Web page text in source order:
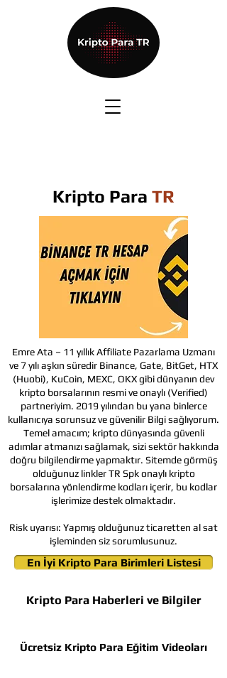
Ücretsiz Kripto Para Eğitim Videoları
Kripto Para Haberleri ve Bilgiler
En İyi Kripto Para Birimleri Listesi
Kripto Para TR
Emre Ata – 11 yıllık Affiliate Pazarlama Uzmanı
ve 7 yılı aşkın süredir Binance, Gate, BitGet, HTX
(Huobi), KuCoin, MEXC, OKX gibi dünyanın dev
kripto borsalarının resmi ve onaylı (Verified)
partneriyim. 2019 yılından bu yana binlerce
kullanıcıya sorunsuz ve güvenilir Bilgi sağlıyorum.
Temel amacım; kripto dünyasında güvenli
adımlar atmanızı sağlamak, sizi sektör hakkında
doğru bilgilendirme yapmaktır. Sitemde görmüş
olduğunuz linkler TR Spk onaylı kripto
borsalarına yönlendirme kodları içerir, bu kodlar
işlerimize destek olmaktadır.
Risk uyarısı: Yapmış olduğunuz ticaretten al sat
işleminden siz sorumlusunuz.